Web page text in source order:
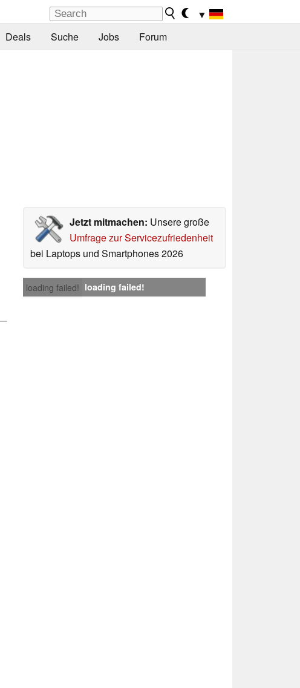
▼
Deals Suche Jobs Forum
Jetzt mitmachen: Unsere große
Umfrage zur Servicezufriedenheit
bei Laptops und Smartphones 2026
loading failed! loading failed!